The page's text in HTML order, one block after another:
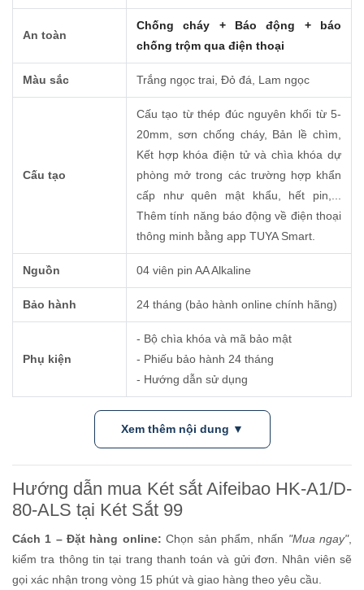
An toàn
Chống cháy + Báo động + báo
chống trộm qua điện thoại
Màu sắc Trắng ngọc trai, Đỏ đá, Lam ngọc
Cấu tạo
Cấu tạo từ thép đúc nguyên khối từ 5-
20mm, sơn chống cháy, Bản lề chìm,
Kết hợp khóa điện tử và chìa khóa dự
phòng mở trong các trường hợp khẩn
cấp như quên mật khẩu, hết pin,...
Thêm tính năng báo động về điện thoại
thông minh bằng app TUYA Smart.
Nguồn 04 viên pin AA Alkaline
Bảo hành 24 tháng (bảo hành online chính hãng)
Phụ kiện
- Bộ chìa khóa và mã bảo mật
- Phiếu bảo hành 24 tháng
- Hướng dẫn sử dụng
Xem thêm nội dung ▼
Hướng dẫn mua Két sắt Aifeibao HK-A1/D-
80-ALS tại Két Sắt 99
Cách 1 – Đặt hàng online: Chọn sản phẩm, nhấn "Mua ngay",
kiểm tra thông tin tại trang thanh toán và gửi đơn. Nhân viên sẽ
gọi xác nhận trong vòng 15 phút và giao hàng theo yêu cầu.